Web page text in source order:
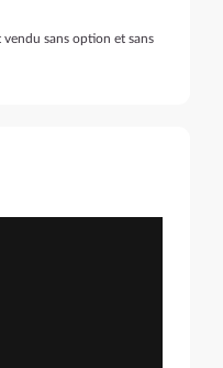
sans option et sans